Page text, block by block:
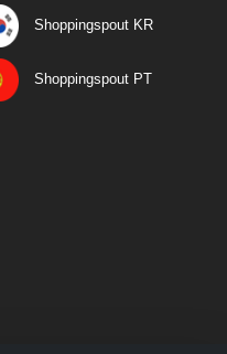
Shoppingspout KR
Shoppingspout PT